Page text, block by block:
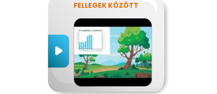
FELLEGEK KÖZÖTT